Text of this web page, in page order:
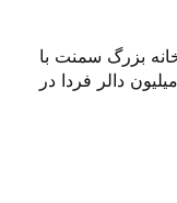
بزرگ سمنت با
سرمایه‌گذاری ۱۴۳ میلیون دالر فردا در